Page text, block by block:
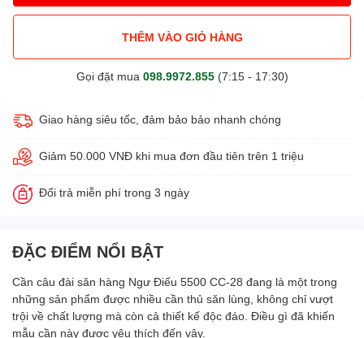
THÊM VÀO GIỎ HÀNG
Gọi đặt mua 098.9972.855(7:15 - 17:30)
Giao hàng siêu tốc, đảm bảo bảo nhanh chóng
Giảm 50.000 VNĐ khi mua đơn đầu tiên trên 1 triệu
Đổi trả miễn phí trong 3 ngày
ĐẶC ĐIỂM NỔI BẬT
Cần câu đài săn hàng Ngư Điếu 5500 CC-28 đang là một trong
những sản phẩm được nhiều cần thủ săn lùng, không chỉ vượt
trội về chất lượng mà còn cả thiết kế độc đáo. Điều gì đã khiến
mẫu cần này được yêu thích đến vậy.